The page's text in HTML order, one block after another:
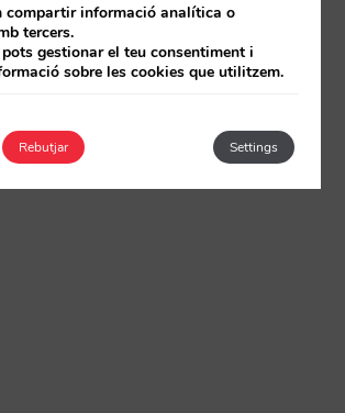
compartir informació analítica o
tercers.
gestionar el teu consentiment i
sobre les cookies que utilitzem.
Settings
Rebutjar